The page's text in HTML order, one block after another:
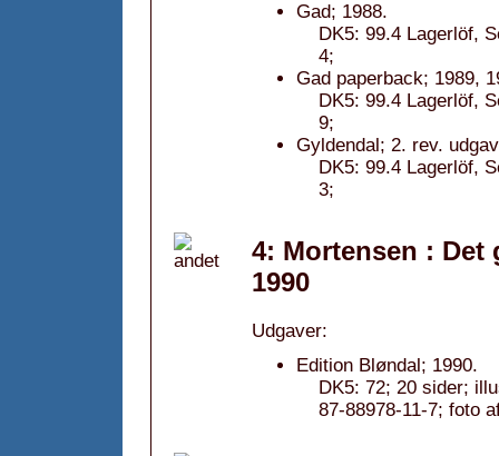
Gad; 1988.
DK5: 99.4 Lagerlöf,
4;
Gad paperback; 1989,
DK5: 99.4 Lagerlöf,
9;
Gyldendal; 2. rev.
DK5: 99.4 Lagerlöf,
3;
4: Mortensen : Det
1990
Udgaver:
Edition Bløndal; 1990.
DK5: 72; 20 sider;
87-88978-11-7; foto